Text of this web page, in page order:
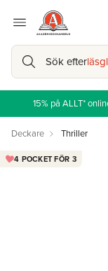
Sök efter
15% på ALLT*
Deckare Thriller
4 POCKET FÖR 3